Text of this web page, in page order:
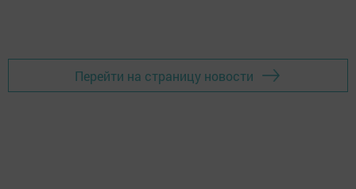
Перейти на страницу новости